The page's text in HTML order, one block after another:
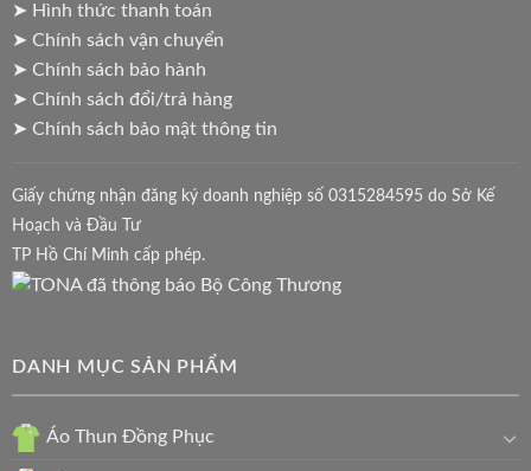
➤ Hình thức thanh toán
➤ Chính sách vận chuyển
➤ Chính sách bảo hành
➤ Chính sách đổi/trả hàng
➤ Chính sách bảo mật thông tin
Giấy chứng nhận đăng ký doanh nghiệp số 0315284595 do Sở Kế
Hoạch và Đầu Tư
TP Hồ Chí Minh cấp phép.
DANH MỤC SẢN PHẨM
Áo Thun Đồng Phục